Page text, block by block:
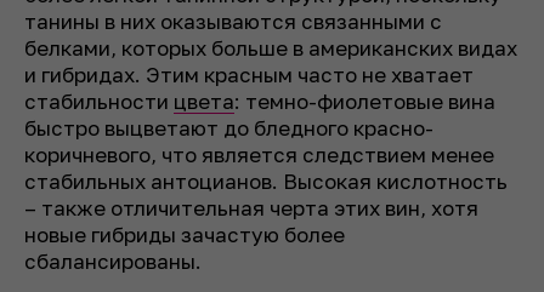
танины в них оказываются связанными с
белками, которых больше в американских видах
и гибридах. Этим красным часто не хватает
стабильности цвета: темно-фиолетовые вина
быстро выцветают до бледного красно-
коричневого, что является следствием менее
стабильных антоцианов. Высокая кислотность
– также отличительная черта этих вин, хотя
новые гибриды зачастую более
сбалансированы.